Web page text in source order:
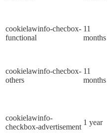
cookielawinfo-checbox-
functional
11
months
cookielawinfo-checbox-
others
11
months
cookielawinfo-
checkbox-advertisement
1 year